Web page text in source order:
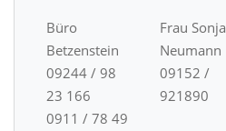
Büro
Betzenstein
09244 / 98
23 166
0911 / 78 49
Frau Sonja
Neumann
09152 /
921890